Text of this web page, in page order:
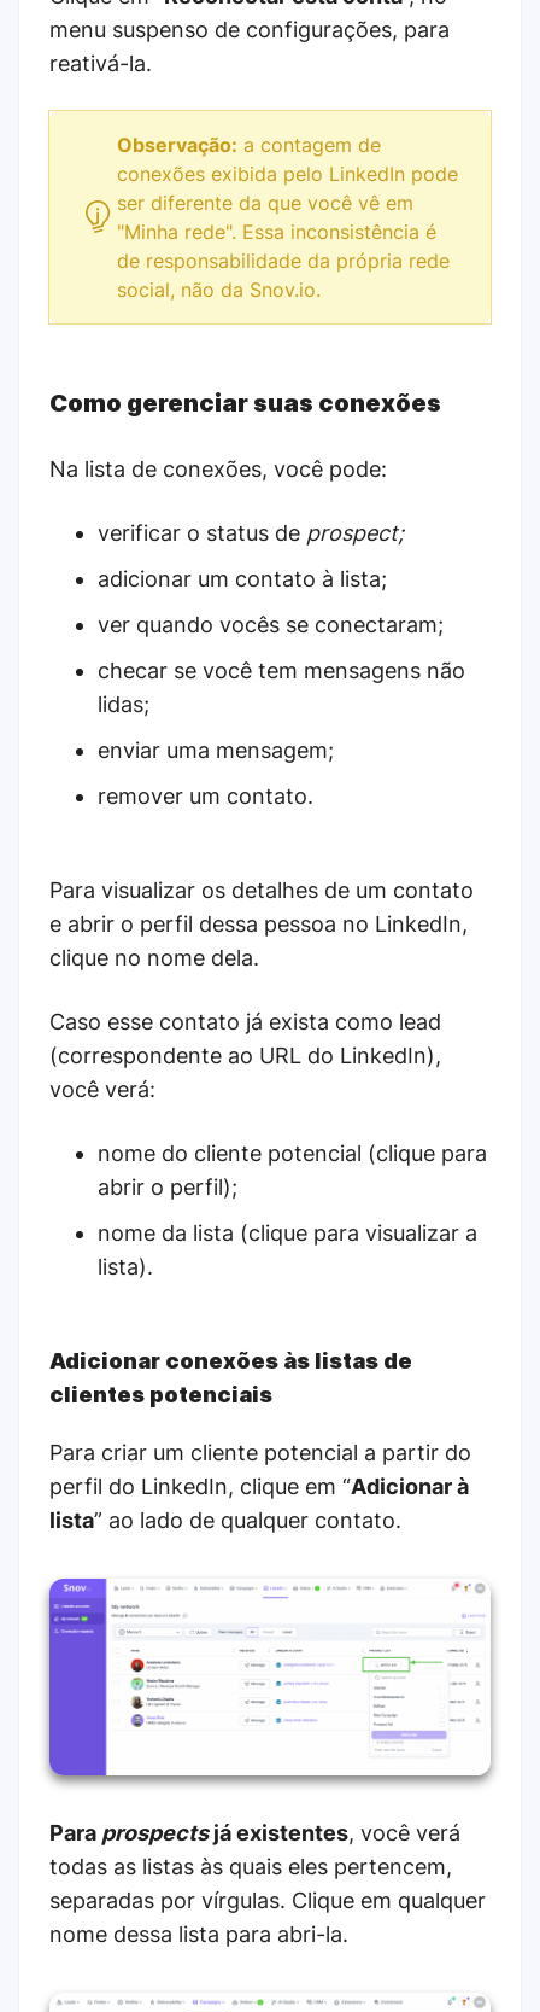
menu suspenso de configurações, para
reativá-la.
Observação: a contagem de
conexões exibida pelo LinkedIn pode
ser diferente da que você vê em
"Minha rede". Essa inconsistência é
de responsabilidade da própria rede
social, não da Snov.io.
Como gerenciar suas conexões
Na lista de conexões, você pode:
verificar o status de prospect;
adicionar um contato à lista;
ver quando vocês se conectaram;
checar se você tem mensagens não
lidas;
enviar uma mensagem;
remover um contato.
Para visualizar os detalhes de um contato
e abrir o perfil dessa pessoa no LinkedIn,
clique no nome dela.
Caso esse contato já exista como lead
(correspondente ao URL do LinkedIn),
você verá:
nome do cliente potencial (clique para
abrir o perfil);
nome da lista (clique para visualizar a
lista).
Adicionar conexões às listas de
clientes potenciais
Para criar um cliente potencial a partir do
perfil do LinkedIn, clique em “Adicionar à
lista” ao lado de qualquer contato.
Para prospectsjá existentes, você verá
todas as listas às quais eles pertencem,
separadas por vírgulas. Clique em qualquer
nome dessa lista para abri-la.